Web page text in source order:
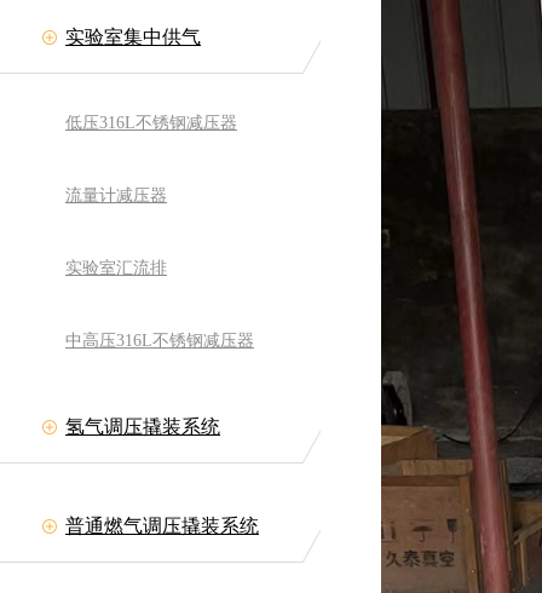
实验室集中供气
低压316L不锈钢减压器
流量计减压器
实验室汇流排
中高压316L不锈钢减压器
氢气调压撬装系统
普通燃气调压撬装系统
限公司
网址:www.jszllt.com